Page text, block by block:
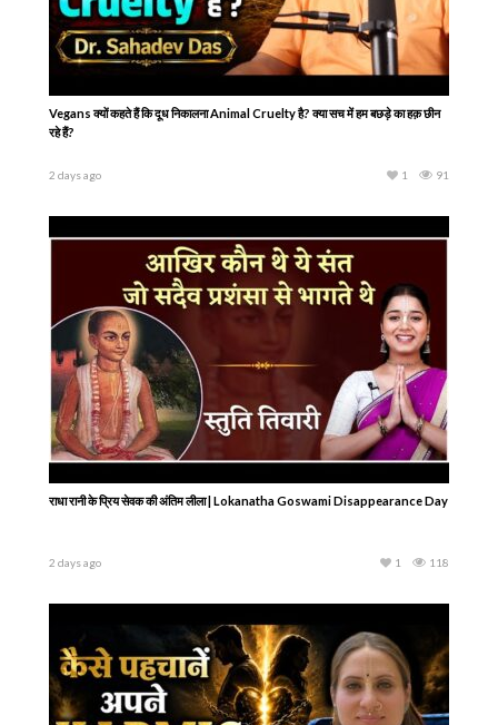
Vegans क्यों कहते हैं कि दूध निकालना Animal Cruelty है? क्या सच में हम बछड़े का हक़ छीन
रहे हैं?
2 days ago 91
1
राधा रानी के प्रिय सेवक की अंतिम लीला | Lokanatha Goswami Disappearance Day
2 days ago 118
1